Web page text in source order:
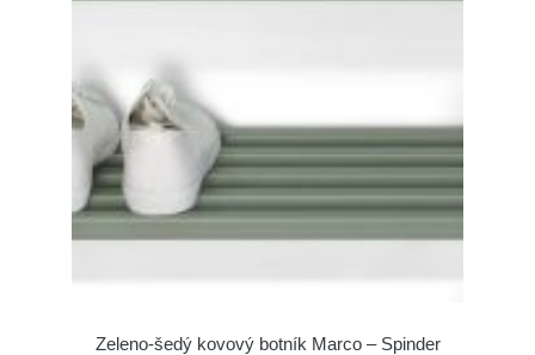
Zeleno-šedý kovový botník Marco – Spinder